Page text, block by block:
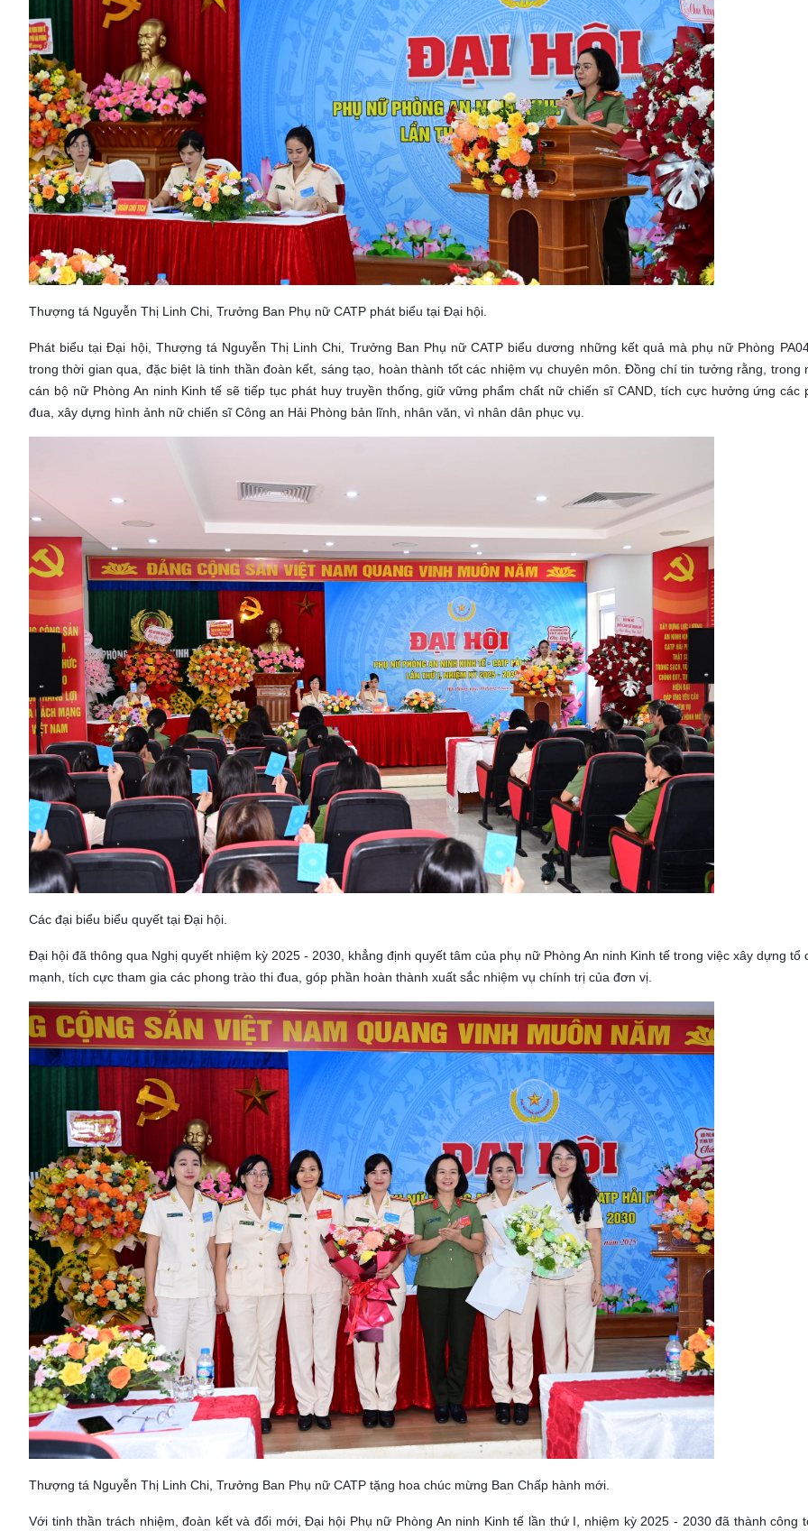
Thượng tá Nguyễn Thị Linh Chi, Trưởng Ban Phụ nữ CATP phát biểu tại Đại hội.
Phát biểu tại Đại hội, Thượng tá Nguyễn Thị Linh Chi, Trưởng Ban Phụ nữ CATP biểu dương những kết quả mà phụ nữ Phòng
trong thời gian qua, đặc biệt là tinh thần đoàn kết, sáng tạo, hoàn thành tốt các nhiệm vụ chuyên môn. Đồng chí tin tưởng rằng, trong
cán bộ nữ Phòng An ninh Kinh tế sẽ tiếp tục phát huy truyền thống, giữ vững phẩm chất nữ chiến sĩ CAND, tích cực hưởng ứng các
đua, xây dựng hình ảnh nữ chiến sĩ Công an Hải Phòng bản lĩnh, nhân văn, vì nhân dân phục vụ.
Các đại biểu biểu quyết tại Đại hội.
Đại hội đã thông qua Nghị quyết nhiệm kỳ 2025 - 2030, khẳng định quyết tâm của phụ nữ Phòng An ninh Kinh tế trong việc xây dựng tổ
mạnh, tích cực tham gia các phong trào thi đua, góp phần hoàn thành xuất sắc nhiệm vụ chính trị của đơn vị.
Thượng tá Nguyễn Thị Linh Chi, Trưởng Ban Phụ nữ CATP tặng hoa chúc mừng Ban Chấp hành mới.
Với tinh thần trách nhiệm, đoàn kết và đổi mới, Đại hội Phụ nữ Phòng An ninh Kinh tế lần thứ I, nhiệm kỳ 2025 - 2030 đã thành công